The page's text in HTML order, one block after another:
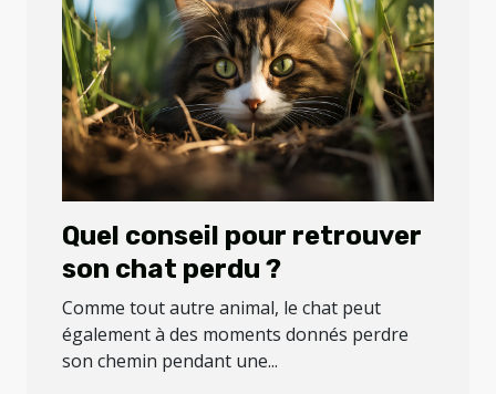
Quel conseil pour retrouver
son chat perdu ?
Comme tout autre animal, le chat peut
également à des moments donnés perdre
son chemin pendant une...